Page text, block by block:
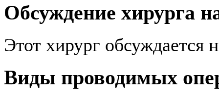
Обсуждение хирурга
Этот хирург обсуждается
Виды проводимых